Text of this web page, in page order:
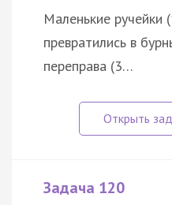
Маленькие ручейки
превратились в
переправа (3…
Задача 120